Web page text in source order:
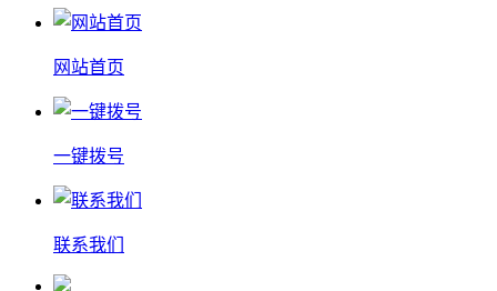
网站首页
一键拨号
联系我们